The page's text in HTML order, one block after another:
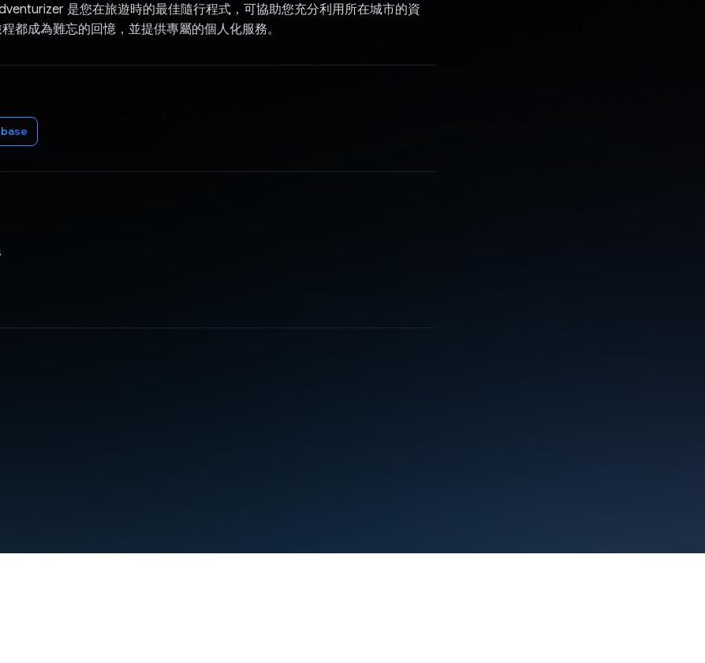
是您在旅遊時的最佳隨行程式，可協助您充分利用所在城市的資
都成為難忘的回憶，並提供專屬的個人化服務。